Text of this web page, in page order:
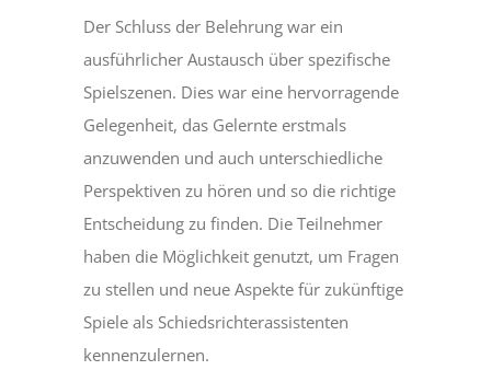
Der Schluss der Belehrung war ein
ausführlicher Austausch über spezifische
Spielszenen. Dies war eine hervorragende
Gelegenheit, das Gelernte erstmals
anzuwenden und auch unterschiedliche
Perspektiven zu hören und so die richtige
Entscheidung zu finden. Die Teilnehmer
haben die Möglichkeit genutzt, um Fragen
zu stellen und neue Aspekte für zukünftige
Spiele als Schiedsrichterassistenten
kennenzulernen.